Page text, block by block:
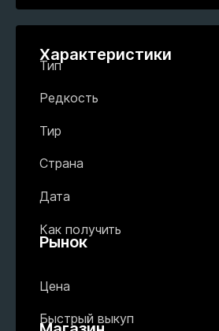
Характеристики
Тип
Редкость
Тир
Страна
Дата
Как получить
Рынок
Цена
Быстрый выкуп